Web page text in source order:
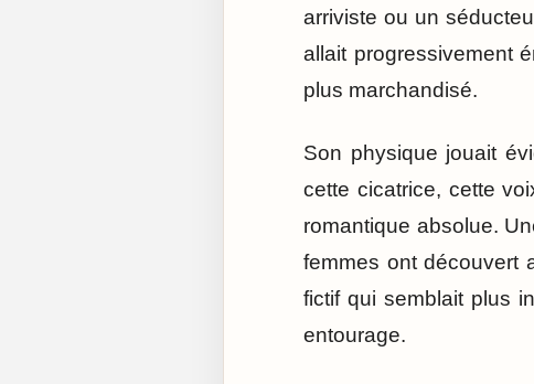
arriviste ou un
allait progressivement
plus marchandisé.
Son physique jouait
cette cicatrice, cette
romantique absolue.
femmes ont découvert
fictif qui semblait plus
entourage.